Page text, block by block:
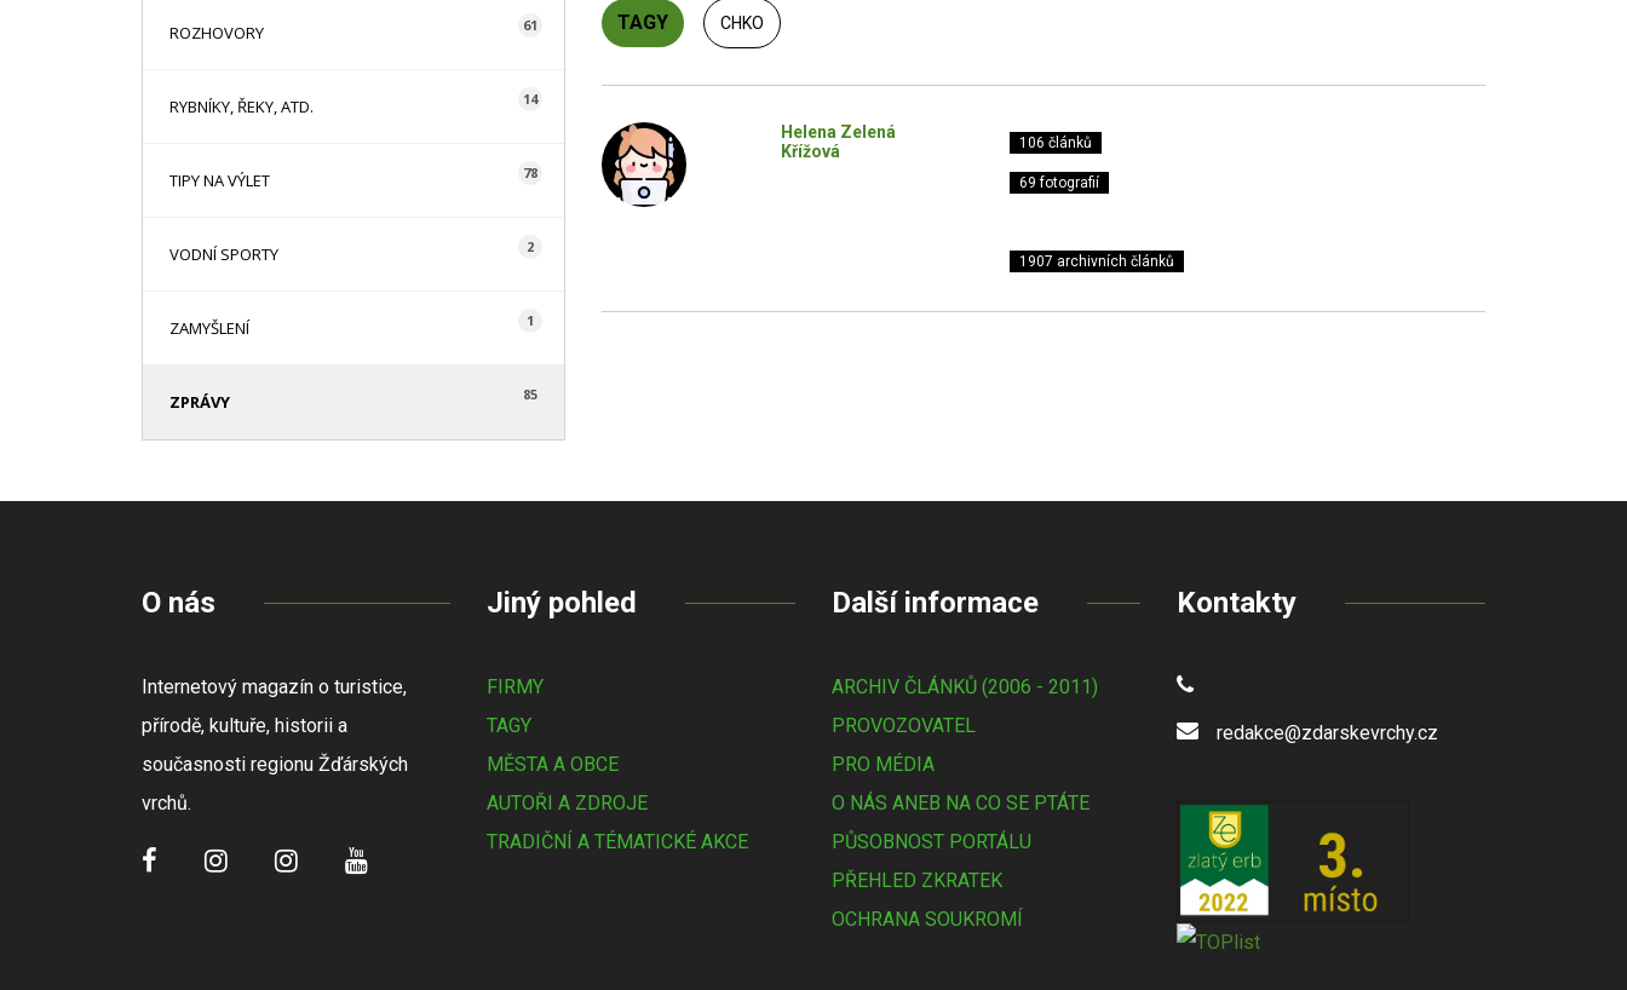
ROZHOVORY 61
RYBNÍKY, ŘEKY, ATD. 14
TIPY NA VÝLET 78
VODNÍ SPORTY 2
ZAMYŠLENÍ 1
ZPRÁVY 85
TAGY CHKO
Helena Zelená
Křížová
106 článků
69 fotografií
1907 archivních článků
O nás
Internetový magazín o turistice,
přírodě, kultuře, historii a
současnosti regionu Žďárských
vrchů.
Jiný pohled
FIRMY
TAGY
MĚSTA A OBCE
AUTOŘI A ZDROJE
TRADIČNÍ A TÉMATICKÉ AKCE
Další informace
ARCHIV ČLÁNKŮ (2006 - 2011)
PROVOZOVATEL
PRO MÉDIA
O NÁS ANEB NA CO SE PTÁTE
PŮSOBNOST PORTÁLU
PŘEHLED ZKRATEK
OCHRANA SOUKROMÍ
Kontakty
redakce@zdarskevrchy.cz